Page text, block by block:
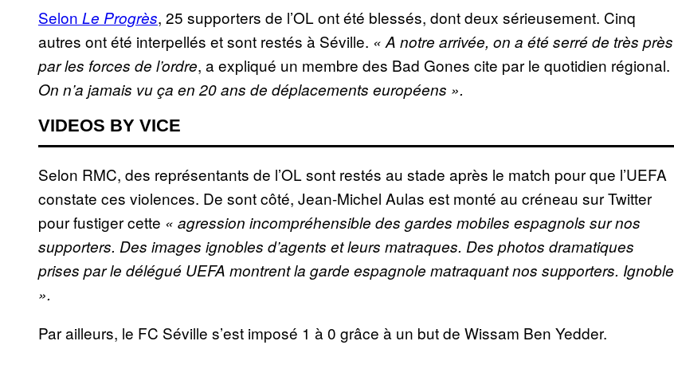
Selon Le Progrès, 25 supporters de l’OL ont été blessés, dont deux sérieusement. Cinq
autres ont été interpellés et sont restés à Séville. « A notre arrivée, on a été serré de très près
par les forces de l’ordre, a expliqué un membre des Bad Gones cite par le quotidien régional.
On n’a jamais vu ça en 20 ans de déplacements européens ».
VIDEOS BY VICE
Selon RMC, des représentants de l’OL sont restés au stade après le match pour que l’UEFA
constate ces violences. De sont côté, Jean-Michel Aulas est monté au créneau sur Twitter
pour fustiger cette « agression incompréhensible des gardes mobiles espagnols sur nos
supporters. Des images ignobles d’agents et leurs matraques. Des photos dramatiques
prises par le délégué UEFA montrent la garde espagnole matraquant nos supporters. Ignoble
».
Par ailleurs, le FC Séville s’est imposé 1 à 0 grâce à un but de Wissam Ben Yedder.